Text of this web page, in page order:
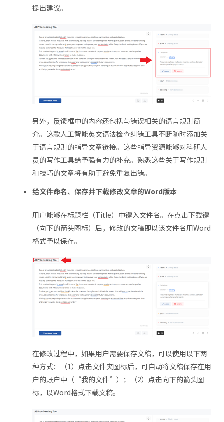
提出建议。
另外，反馈框中的内容还包括与错误相关的语言规则简
介。这款人工智能英文语法检查纠错工具不断随时添加关
于语言规则的指导文章链接。这些指导资源能够对科研人
员的写作工具给予强有力的补充。熟悉这些关于写作规则
和技巧的文章将有助于避免重复出错。
给文件命名、保存并下载修改文章的Word版本
用户能够在标题栏（Title）中键入文件名。在点击下载键
（向下的箭头图标）后，修改的文稿即以该文件名用Word
格式予以保存。
在修改过程中，如果用户需要保存文稿，可以使用以下两
种方式：（1）点击文件夹图标后，可自动将文稿保存在用
户的账户中（“我的文件”）；（2）点击向下的箭头图
标，以Word格式下载文稿。